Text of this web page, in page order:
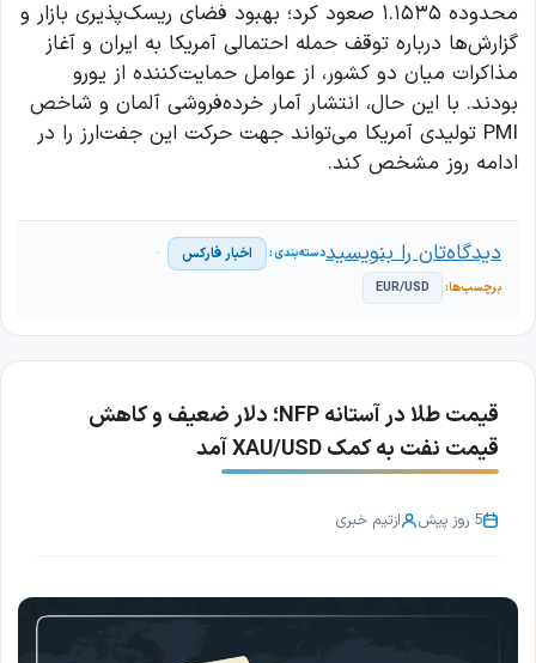
محدوده ۱.۱۵۳۵ صعود کرد؛ بهبود فضای ریسک‌پذیری بازار و
گزارش‌ها درباره توقف حمله احتمالی آمریکا به ایران و آغاز
مذاکرات میان دو کشور، از عوامل حمایت‌کننده از یورو
بودند. با این حال، انتشار آمار خرده‌فروشی آلمان و شاخص
PMI تولیدی آمریکا می‌تواند جهت حرکت این جفت‌ارز را در
ادامه روز مشخص کند.
اخبار فارکس
EUR/USD
دیدگاه‌تان را بنویسید
قیمت طلا در آستانه NFP؛ دلار ضعیف و کاهش
قیمت نفت به کمک XAU/USD آمد
5 روز پیش ازتیم خبری